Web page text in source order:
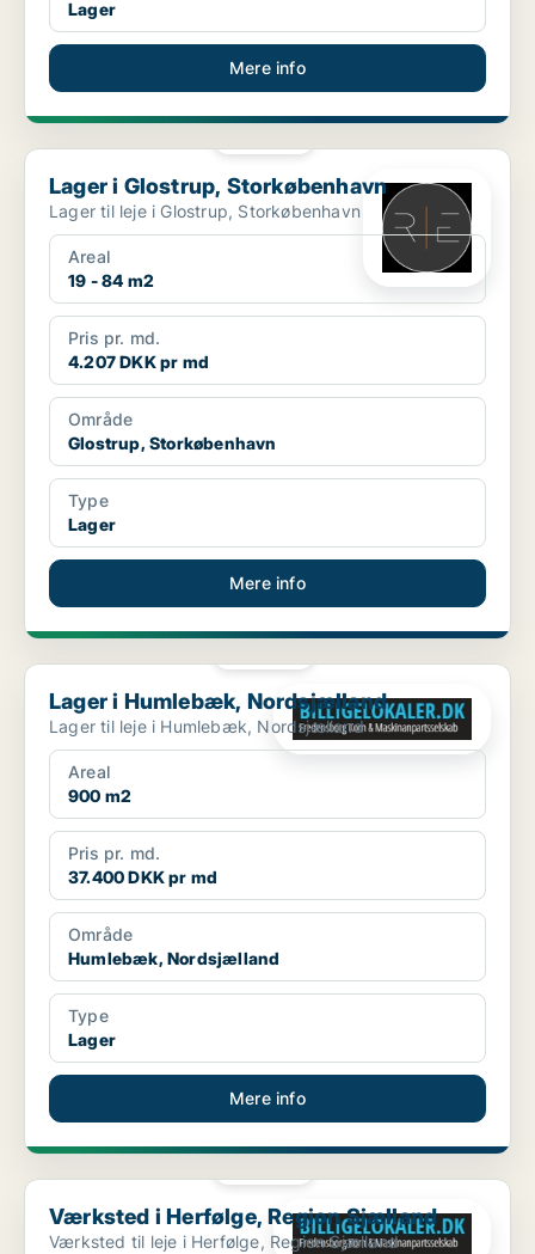
Lager
Mere info
Lager i Glostrup, Storkøbenhavn
Lager i Glostrup, Storkøbenhavn
Lager til leje i Glostrup, Storkøbenhavn
Areal
19 - 84 m2
Pris pr. md.
4.207 DKK pr md
Område
Glostrup, Storkøbenhavn
Type
Lager
Mere info
Lager i Humlebæk, Nordsjælland
Lager i Humlebæk, Nordsjælland
Lager til leje i Humlebæk, Nordsjælland
Areal
900 m2
Pris pr. md.
37.400 DKK pr md
Område
Humlebæk, Nordsjælland
Type
Lager
Mere info
Værksted i Herfølge, Region Sjælland
Værksted i Herfølge, Region Sjælland
Værksted til leje i Herfølge, Region Sjælland